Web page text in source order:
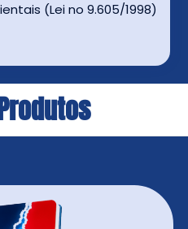
(Lei no 9.605/1998)